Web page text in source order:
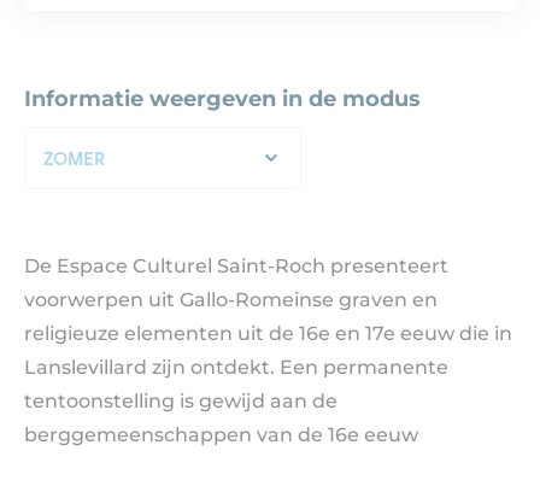
Informatie weergeven in de modus
ZOMER
De Espace Culturel Saint-Roch presenteert
voorwerpen uit Gallo-Romeinse graven en
religieuze elementen uit de 16e en 17e eeuw die in
Lanslevillard zijn ontdekt. Een permanente
tentoonstelling is gewijd aan de
berggemeenschappen van de 16e eeuw